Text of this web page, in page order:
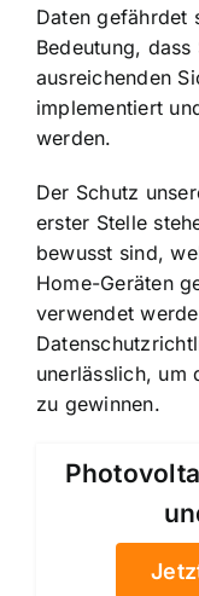
Daten gefährdet
Bedeutung, dass
ausreichenden
implementiert
werden.
Der Schutz
erster Stelle
bewusst sind,
Home-Geräten
verwendet
unerlässlich, um
zu gewinnen.